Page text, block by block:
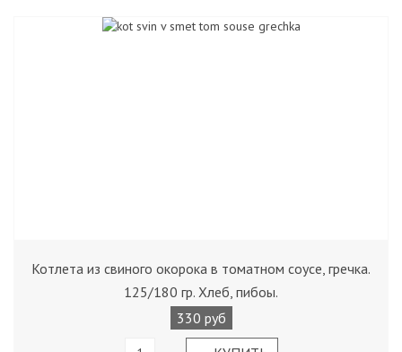
Котлета из свиного окорока в томатном соусе, гречка.
125/180 гр. Хлеб, пибоы.
330 руб